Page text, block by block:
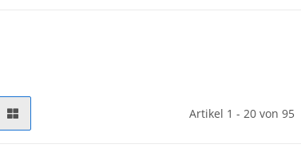
Artikel 1 - 20 von 95